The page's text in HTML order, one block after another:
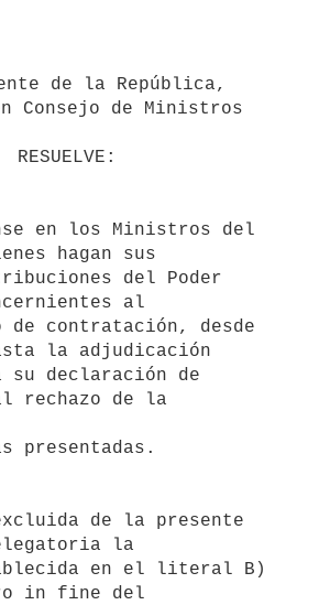
de la República,
Consejo de Ministros
RESUELVE:
en los Ministros del
hagan sus
del Poder
al
de contratación, desde
la adjudicación
declaración de
rechazo de la
presentadas.
de la presente
la
en el literal B)
in fine del